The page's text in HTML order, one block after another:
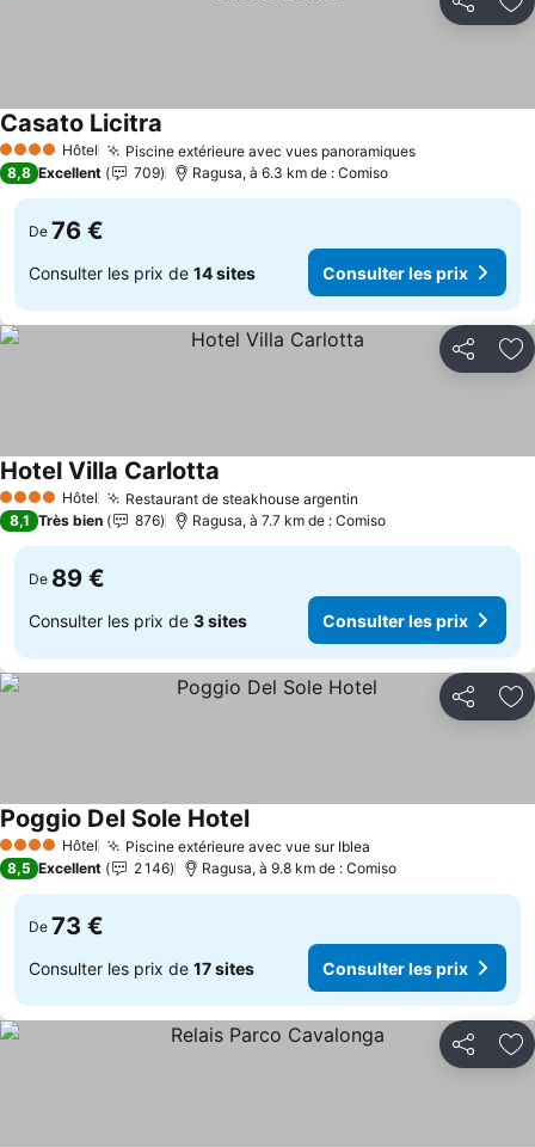
Partager
4 Étoiles Hôtel Piscine extérieure avec vues panoramiquesConsulter
Casato Licitra
8,8 Excellent 709 Ragusa, à 6.3 km de : Comiso
De 76 €
Consulter les prix de 14 sites Consulter les prix
Partager
4 Étoiles Hôtel Restaurant de steakhouse argentin
Hotel Villa Carlotta
8,1 Très bien 876 Ragusa, à 7.7 km de : Comiso
De 89 €
Consulter les prix de 3 sites Consulter les prix
Partager
4 Étoiles Hôtel Piscine extérieure avec vue sur Iblea
Poggio Del Sole HotelConsulter les prix
8,5 Excellent 2 146 Ragusa, à 9.8 km de : Comiso
De 73 €
Consulter les prix de 17 sites Consulter les prix
Partager